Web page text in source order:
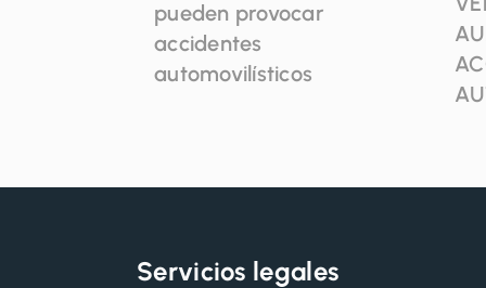
pueden provocar
accidentes
automovilísticos
Servicios legales